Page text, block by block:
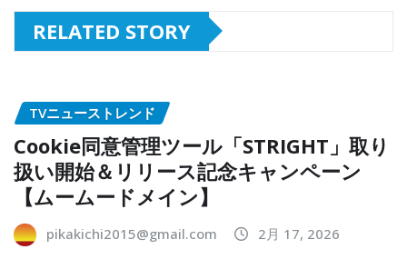
RELATED STORY
TVニューストレンド
Cookie同意管理ツール「STRIGHT」取り
扱い開始＆リリース記念キャンペーン
【ムームードメイン】
pikakichi2015@gmail.com 2月 17, 2026